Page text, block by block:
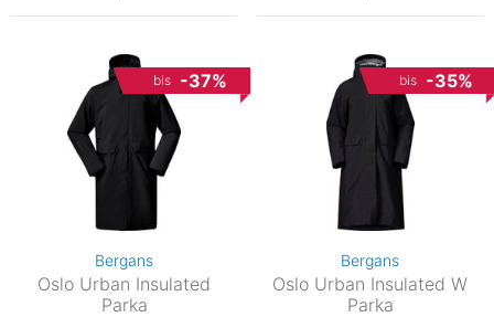
bis -37%
Bergans
Oslo Urban Insulated
Parka
bis -35%
Bergans
Oslo Urban Insulated W
Parka